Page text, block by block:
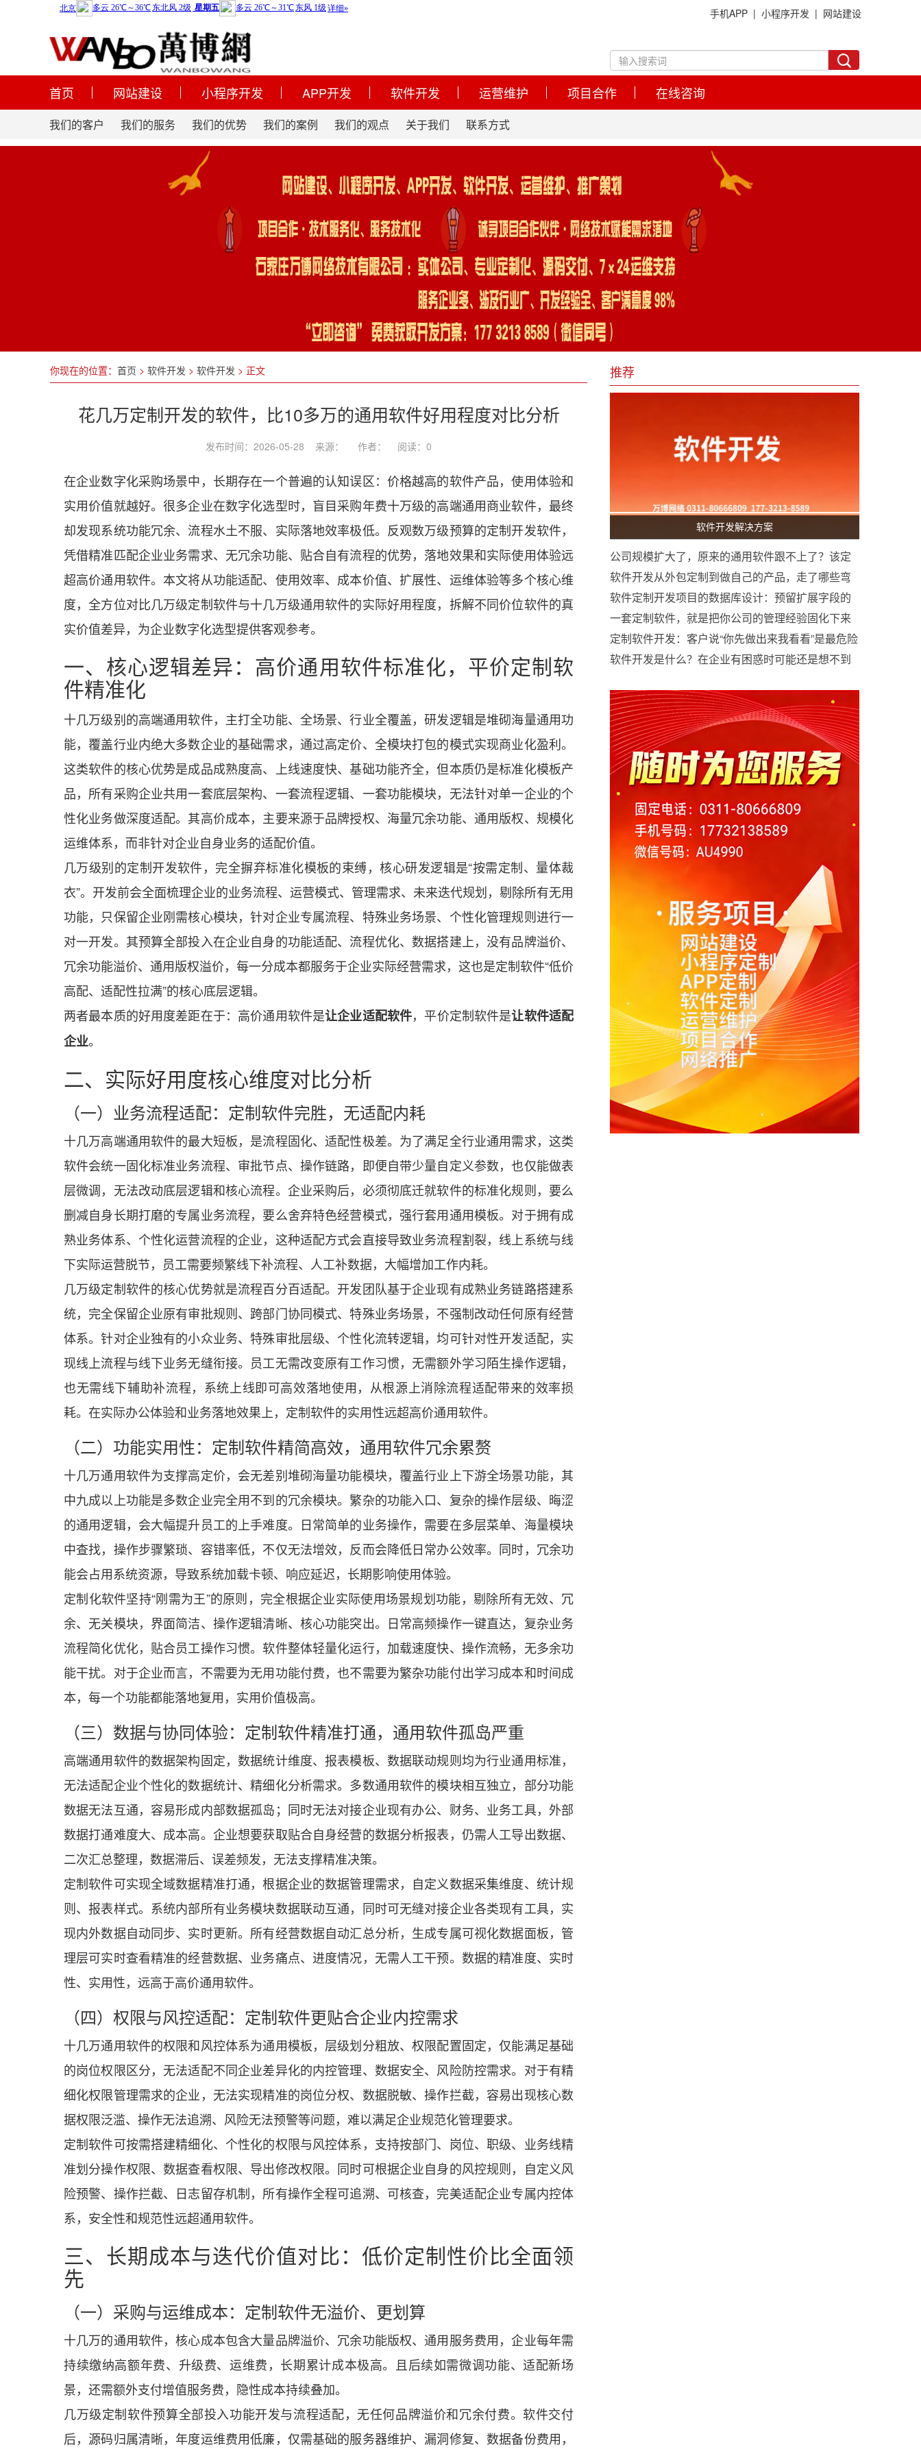
网站建设
小程序开发 |
手机APP |
首页 网站建设 小程序开发 APP开发 软件开发 运营维护 项目合作 在线咨询
我们的客户 我们的服务 我们的优势 我们的案例 我们的观点 关于我们 联系方式
你现在的位置： 首页 > 软件开发 > 软件开发 > 正文
花几万定制开发的软件，比10多万的通用软件好用程度对比分析
发布时间：2026-05-28 来源： 作者： 阅读： 0
在企业数字化采购场景中，长期存在一个普遍的认知误区：价格越高的软件产品，使用体验和
实用价值就越好。很多企业在数字化选型时，盲目采购年费十万级的高端通用商业软件，最终
却发现系统功能冗余、流程水土不服、实际落地效率极低。反观数万级预算的定制开发软件，
凭借精准匹配企业业务需求、无冗余功能、贴合自有流程的优势，落地效果和实际使用体验远
超高价通用软件。本文将从功能适配、使用效率、成本价值、扩展性、运维体验等多个核心维
度，全方位对比几万级定制软件与十几万级通用软件的实际好用程度，拆解不同价位软件的真
实价值差异，为企业数字化选型提供客观参考。
一、核心逻辑差异：高价通用软件标准化，平价定制软
件精准化
十几万级别的高端通用软件，主打全功能、全场景、行业全覆盖，研发逻辑是堆砌海量通用功
能，覆盖行业内绝大多数企业的基础需求，通过高定价、全模块打包的模式实现商业化盈利。
这类软件的核心优势是成品成熟度高、上线速度快、基础功能齐全，但本质仍是标准化模板产
品，所有采购企业共用一套底层架构、一套流程逻辑、一套功能模块，无法针对单一企业的个
性化业务做深度适配。其高价成本，主要来源于品牌授权、海量冗余功能、通用版权、规模化
运维体系，而非针对企业自身业务的适配价值。
几万级别的定制开发软件，完全摒弃标准化模板的束缚，核心研发逻辑是“按需定制、量体裁
衣”。开发前会全面梳理企业的业务流程、运营模式、管理需求、未来迭代规划，剔除所有无用
功能，只保留企业刚需核心模块，针对企业专属流程、特殊业务场景、个性化管理规则进行一
对一开发。其预算全部投入在企业自身的功能适配、流程优化、数据搭建上，没有品牌溢价、
冗余功能溢价、通用版权溢价，每一分成本都服务于企业实际经营需求，这也是定制软件“低价
高配、适配性拉满”的核心底层逻辑。
两者最本质的好用度差距在于：高价通用软件是让企业适配软件，平价定制软件是让软件适配
企业。
二、实际好用度核心维度对比分析
（一）业务流程适配：定制软件完胜，无适配内耗
十几万高端通用软件的最大短板，是流程固化、适配性极差。为了满足全行业通用需求，这类
软件会统一固化标准业务流程、审批节点、操作链路，即便自带少量自定义参数，也仅能做表
层微调，无法改动底层逻辑和核心流程。企业采购后，必须彻底迁就软件的标准化规则，要么
删减自身长期打磨的专属业务流程，要么舍弃特色经营模式，强行套用通用模板。对于拥有成
熟业务体系、个性化运营流程的企业，这种适配方式会直接导致业务流程割裂，线上系统与线
下实际运营脱节，员工需要频繁线下补流程、人工补数据，大幅增加工作内耗。
几万级定制软件的核心优势就是流程百分百适配。开发团队基于企业现有成熟业务链路搭建系
统，完全保留企业原有审批规则、跨部门协同模式、特殊业务场景，不强制改动任何原有经营
体系。针对企业独有的小众业务、特殊审批层级、个性化流转逻辑，均可针对性开发适配，实
现线上流程与线下业务无缝衔接。员工无需改变原有工作习惯，无需额外学习陌生操作逻辑，
也无需线下辅助补流程，系统上线即可高效落地使用，从根源上消除流程适配带来的效率损
耗。在实际办公体验和业务落地效果上，定制软件的实用性远超高价通用软件。
（二）功能实用性：定制软件精简高效，通用软件冗余累赘
十几万通用软件为支撑高定价，会无差别堆砌海量功能模块，覆盖行业上下游全场景功能，其
中九成以上功能是多数企业完全用不到的冗余模块。繁杂的功能入口、复杂的操作层级、晦涩
的通用逻辑，会大幅提升员工的上手难度。日常简单的业务操作，需要在多层菜单、海量模块
中查找，操作步骤繁琐、容错率低，不仅无法增效，反而会降低日常办公效率。同时，冗余功
能会占用系统资源，导致系统加载卡顿、响应延迟，长期影响使用体验。
定制化软件坚持“刚需为王”的原则，完全根据企业实际使用场景规划功能，剔除所有无效、冗
余、无关模块，界面简洁、操作逻辑清晰、核心功能突出。日常高频操作一键直达，复杂业务
流程简化优化，贴合员工操作习惯。软件整体轻量化运行，加载速度快、操作流畅，无多余功
能干扰。对于企业而言，不需要为无用功能付费，也不需要为繁杂功能付出学习成本和时间成
本，每一个功能都能落地复用，实用价值极高。
（三）数据与协同体验：定制软件精准打通，通用软件孤岛严重
高端通用软件的数据架构固定，数据统计维度、报表模板、数据联动规则均为行业通用标准，
无法适配企业个性化的数据统计、精细化分析需求。多数通用软件的模块相互独立，部分功能
数据无法互通，容易形成内部数据孤岛；同时无法对接企业现有办公、财务、业务工具，外部
数据打通难度大、成本高。企业想要获取贴合自身经营的数据分析报表，仍需人工导出数据、
二次汇总整理，数据滞后、误差频发，无法支撑精准决策。
定制软件可实现全域数据精准打通，根据企业的数据管理需求，自定义数据采集维度、统计规
则、报表样式。系统内部所有业务模块数据联动互通，同时可无缝对接企业各类现有工具，实
现内外数据自动同步、实时更新。所有经营数据自动汇总分析，生成专属可视化数据面板，管
理层可实时查看精准的经营数据、业务痛点、进度情况，无需人工干预。数据的精准度、实时
性、实用性，远高于高价通用软件。
（四）权限与风控适配：定制软件更贴合企业内控需求
十几万通用软件的权限和风控体系为通用模板，层级划分粗放、权限配置固定，仅能满足基础
的岗位权限区分，无法适配不同企业差异化的内控管理、数据安全、风险防控需求。对于有精
细化权限管理需求的企业，无法实现精准的岗位分权、数据脱敏、操作拦截，容易出现核心数
据权限泛滥、操作无法追溯、风险无法预警等问题，难以满足企业规范化管理要求。
定制软件可按需搭建精细化、个性化的权限与风控体系，支持按部门、岗位、职级、业务线精
准划分操作权限、数据查看权限、导出修改权限。同时可根据企业自身的风控规则，自定义风
险预警、操作拦截、日志留存机制，所有操作全程可追溯、可核查，完美适配企业专属内控体
系，安全性和规范性远超通用软件。
三、长期成本与迭代价值对比：低价定制性价比全面领
先
（一）采购与运维成本：定制软件无溢价、更划算
十几万的通用软件，核心成本包含大量品牌溢价、冗余功能版权、通用服务费用，企业每年需
持续缴纳高额年费、升级费、运维费，长期累计成本极高。且后续如需微调功能、适配新场
景，还需额外支付增值服务费，隐性成本持续叠加。
几万级定制软件预算全部投入功能开发与流程适配，无任何品牌溢价和冗余付费。软件交付
后，源码归属清晰，年度运维费用低廉，仅需基础的服务器维护、漏洞修复、数据备份费用，
推荐
软件开发解决方案
公司规模扩大了，原来的通用软件跟不上了？该定
制软件开发了
软件开发从外包定制到做自己的产品，走了哪些弯
路
软件定制开发项目的数据库设计：预留扩展字段的
三种方案对比
一套定制软件，就是把你公司的管理经验固化下来
定制软件开发：客户说“你先做出来我看看”是最危险
的话
软件开发是什么？在企业有困惑时可能还是想不到